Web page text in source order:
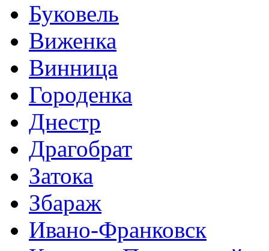
Буковель
Виженка
Винница
Городенка
Днестр
Драгобрат
Затока
Збараж
Ивано-Франковск